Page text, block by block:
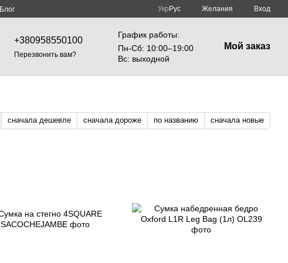
Блог
Укр Рус Желания Вход
+380958550100
Перезвонить вам?
График работы:
Пн-Cб: 10:00–19:00
Вс: выходной
Мой заказ
сначала дешевле сначала дороже по названию сначала новые